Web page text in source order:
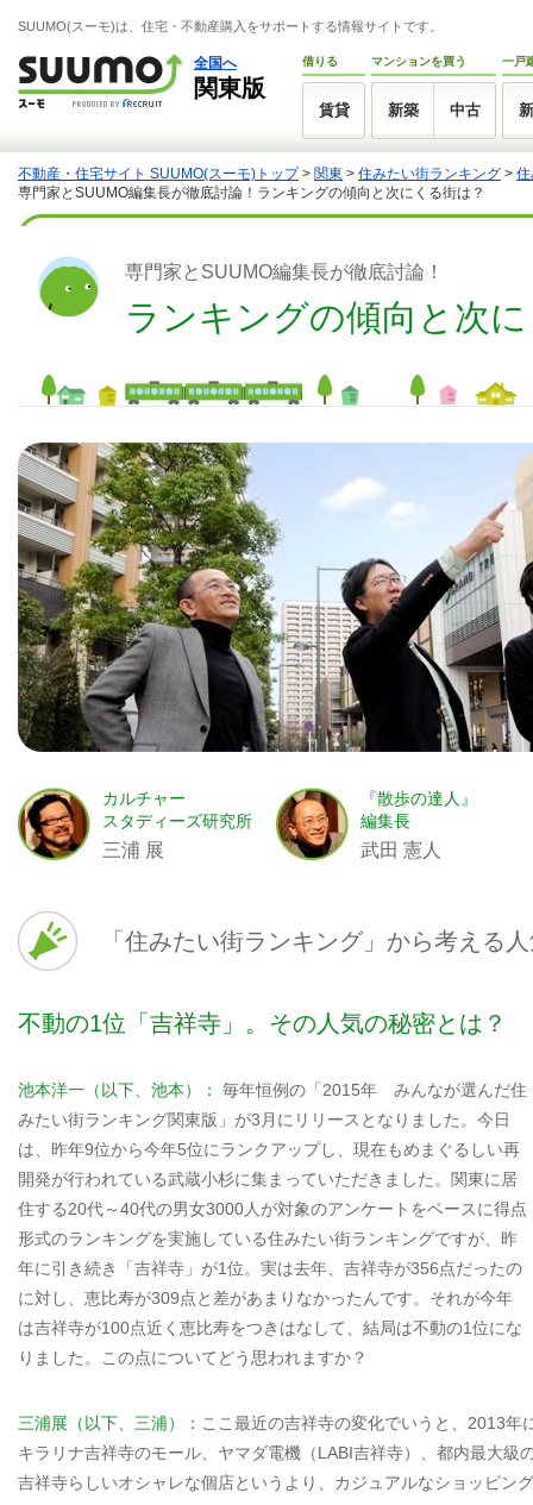
SUUMO(スーモ)は、住宅・不動産購入をサポートする情報サイトです。
全国へ
関東版
借りる
賃貸
マンションを買う
新築 中古
一戸
不動産・住宅サイト SUUMO(スーモ)トップ> 関東 > 住みたい街ランキング >
専門家とSUUMO編集長が徹底討論！ランキングの傾向と次にくる街は？
専門家とSUUMO編集長が徹底討論！
ランキングの傾向と次
カルチャー
スタディーズ研究所
三浦 展
『散歩の達人』
編集長
武田 憲人
「住みたい街ランキング」から考える
不動の1位「吉祥寺」。その人気の秘密とは？
池本洋一（以下、池本）：
毎年恒例の「2015年 みんなが選んだ住
みたい街ランキング関東版」が3月にリリースとなりました。今日
は、昨年9位から今年5位にランクアップし、現在もめまぐるしい再
開発が行われている武蔵小杉に集まっていただきました。関東に居
住する20代～40代の男女3000人が対象のアンケートをベースに得点
形式のランキングを実施している住みたい街ランキングですが、昨
年に引き続き「吉祥寺」が1位。実は去年、吉祥寺が356点だったの
に対し、恵比寿が309点と差があまりなかったんです。それが今年
は吉祥寺が100点近く恵比寿をつきはなして、結局は不動の1位にな
りました。この点についてどう思われますか？
三浦展（以下、三浦）： ここ最近の吉祥寺の変化でいうと、2013年
キラリナ吉祥寺のモール、ヤマダ電機（LABI吉祥寺）、都内最大級
吉祥寺らしいオシャレな個店というより、カジュアルなショッピン